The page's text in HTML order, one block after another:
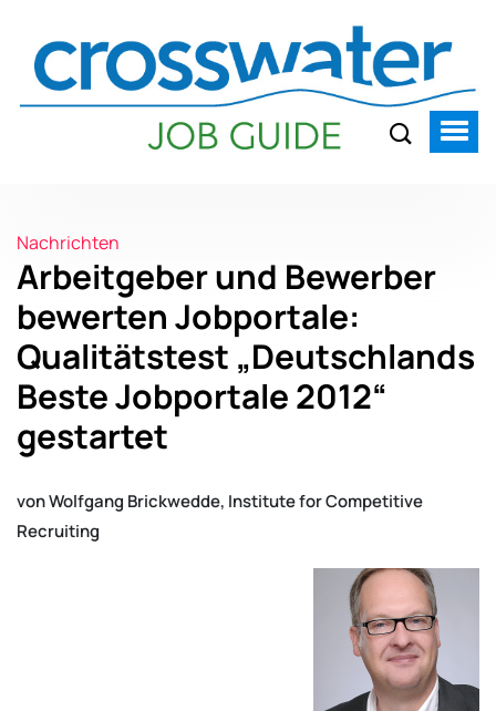
Nachrichten
Arbeitgeber und Bewerber
bewerten Jobportale:
Qualitätstest „Deutschlands
Beste Jobportale 2012“
gestartet
von Wolfgang Brickwedde, Institute for Competitive
Recruiting